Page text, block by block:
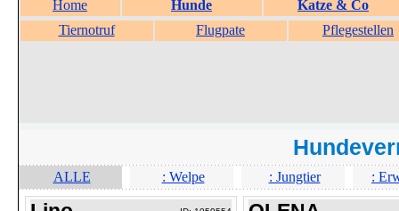
Home Hunde
Katze & Co
Tiernotruf
Flugpate Pflegestellen
ALLE : Welpe : Jungtier :